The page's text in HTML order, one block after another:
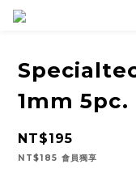
1mm 5pc.
NT$195
NT$185 會員獨享